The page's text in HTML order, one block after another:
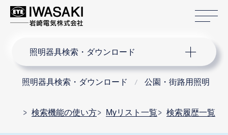
照明器具検索・ダウンロード
照明器具検索・ダウンロード 公園・街路用照明
検索機能の使い方 Myリスト一覧 検索履歴一覧